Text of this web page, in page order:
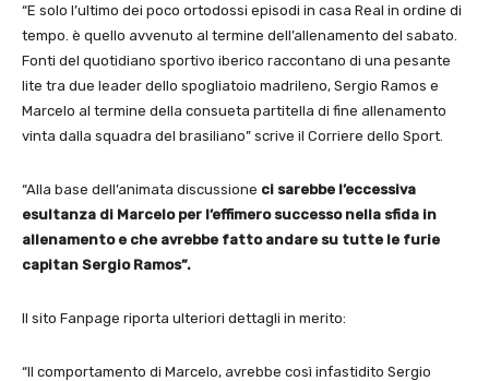
“E solo l’ultimo dei poco ortodossi episodi in casa Real in ordine di
tempo. è quello avvenuto al termine dell’allenamento del sabato.
Fonti del quotidiano sportivo iberico raccontano di una pesante
lite tra due leader dello spogliatoio madrileno, Sergio Ramos e
Marcelo al termine della consueta partitella di fine allenamento
vinta dalla squadra del brasiliano” scrive il Corriere dello Sport.
“Alla base dell’animata discussione ci sarebbe l’eccessiva
esultanza di Marcelo per l’effimero successo nella sfida in
allenamento e che avrebbe fatto andare su tutte le furie
capitan Sergio Ramos”.
Il sito Fanpage riporta ulteriori dettagli in merito:
“Il comportamento di Marcelo, avrebbe così infastidito Sergio